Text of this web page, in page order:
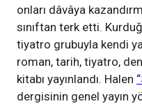
onları dâvâya
sınıftan terk etti.
tiyatro grubuyla kendi
roman, tarih, tiyatro,
kitabı yayınlandı. Halen
dergisinin genel yayın